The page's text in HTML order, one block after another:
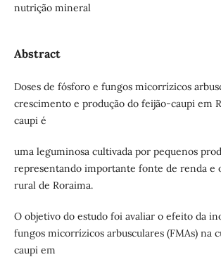
nutrição mineral
Abstract
Doses de fósforo e fungos micorrízicos
crescimento e produção do feijão-caupi em
caupi é
uma leguminosa cultivada por pequenos
representando importante fonte de renda e
rural de Roraima.
O objetivo do estudo foi avaliar o efeito da
fungos micorrízicos arbusculares (FMAs) na
caupi em